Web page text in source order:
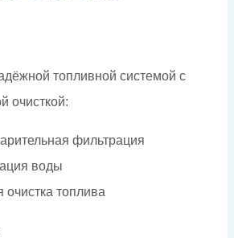
топливной системой с
очисткой:
фильтрация
воды
очистка топлива